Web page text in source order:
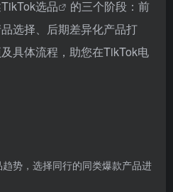
TikTok选品
的三个阶段：前
选择、后期差异化产品打
具体流程，助您在TikTok电
趋势，选择同行的同类爆款产品进